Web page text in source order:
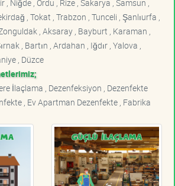
, Niğde , Ordu , Rize , Sakarya , Samsun ,
, Tokat , Trabzon , Tunceli , Şanlıurfa ,
, Aksaray , Bayburt , Karaman ,
, Bartın , Ardahan , Iğdır , Yalova ,
, Düzce
İlaçlama , Dezenfeksiyon , Dezenfekte
, Ev Apartman Dezenfekte , Fabrika